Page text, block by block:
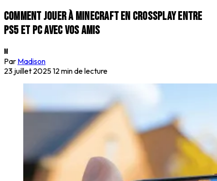
Comment jouer à Minecraft en crossplay entre
PS5 et PC avec vos amis
M
Par Madison
23 juillet 202512 min de lecture